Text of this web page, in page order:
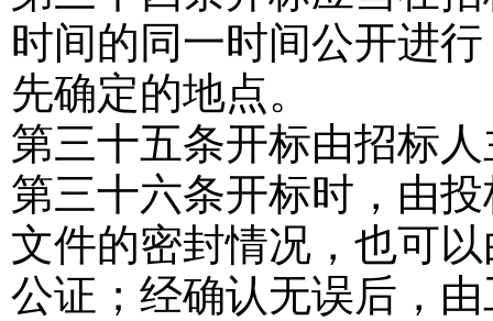
时间的同一时间公开进
先确定的地点。
第三十五条开标由招标
第三十六条开标时，由
文件的密封情况，也可
公证；经确认无误后，